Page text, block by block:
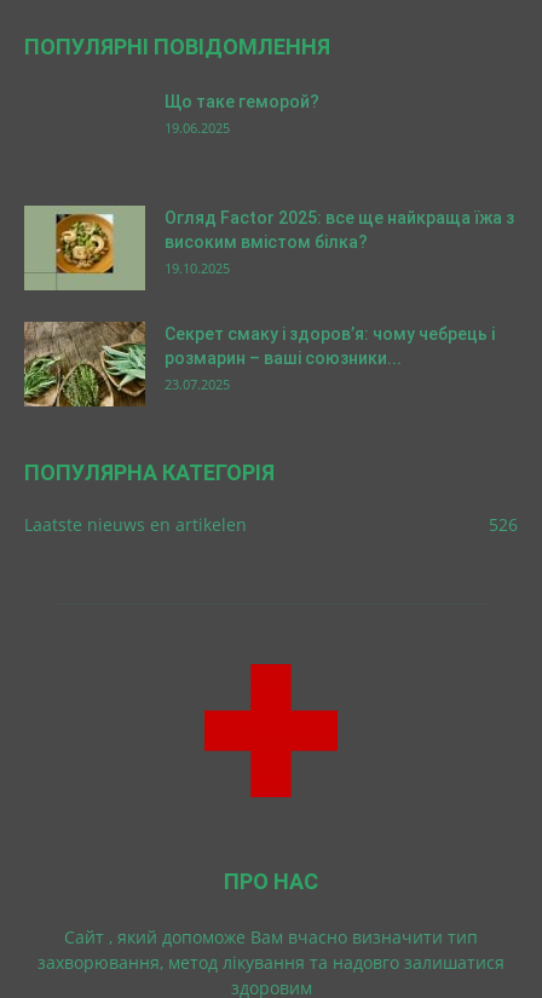
ПОПУЛЯРНІ ПОВІДОМЛЕННЯ
Що таке геморой?
19.06.2025
Огляд Factor 2025: все ще найкраща їжа з
високим вмістом білка?
19.10.2025
Секрет смаку і здоров’я: чому чебрець і
розмарин – ваші союзники...
23.07.2025
ПОПУЛЯРНА КАТЕГОРІЯ
Laatste nieuws en artikelen 526
ПРО НАС
Cайт , який допоможе Вам вчасно визначити тип
захворювання, метод лікування та надовго залишатися
здоровим